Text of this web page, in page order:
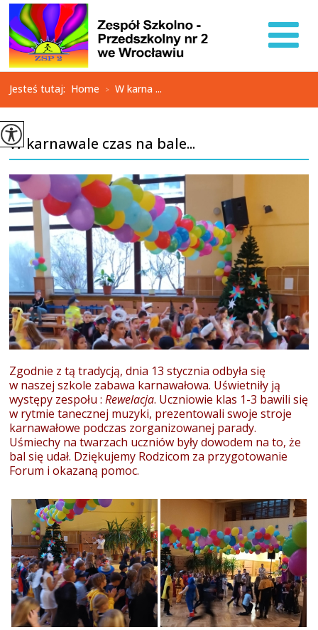
Jesteś tutaj: Home > W karna ...
W karnawale czas na bale...
Zgodnie z tą tradycją, dnia 13 stycznia odbyła się
w naszej szkole zabawa karnawałowa. Uświetniły ją
występy zespołu : Rewelacja. Uczniowie klas 1-3 bawili się
w rytmie tanecznej muzyki, prezentowali swoje stroje
karnawałowe podczas zorganizowanej parady.
Uśmiechy na twarzach uczniów były dowodem na to, że
bal się udał. Dziękujemy Rodzicom za przygotowanie
Forum i okazaną pomoc.